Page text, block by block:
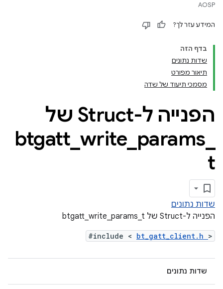
AOSP
המידע עזר לך?
בדף הזה
שדות נתונים
תיאור מפורט
מסמכי תיעוד של שדה
הפנייה ל-Struct של
btgatt write params
t
שדות נתונים
הפנייה ל-Struct של btgatt_write_params_t
#include < bt_gatt_client.h >
שדות נתונים